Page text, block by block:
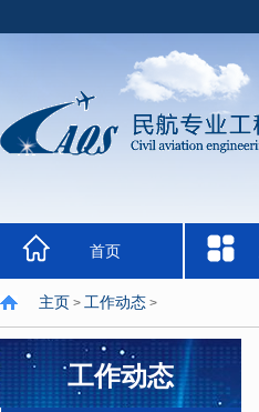
首页
主页 > 工作动态 >
工作动态